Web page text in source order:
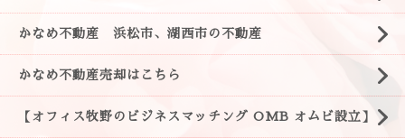
かなめ不動産 浜松市、湖西市の不動産
かなめ不動産売却はこちら
【オフィス牧野のビジネスマッチング OMB オムビ設立】